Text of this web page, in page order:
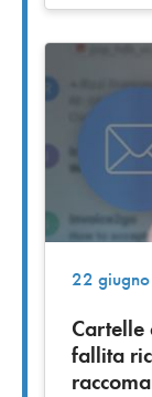
22
Cartelle
fallita